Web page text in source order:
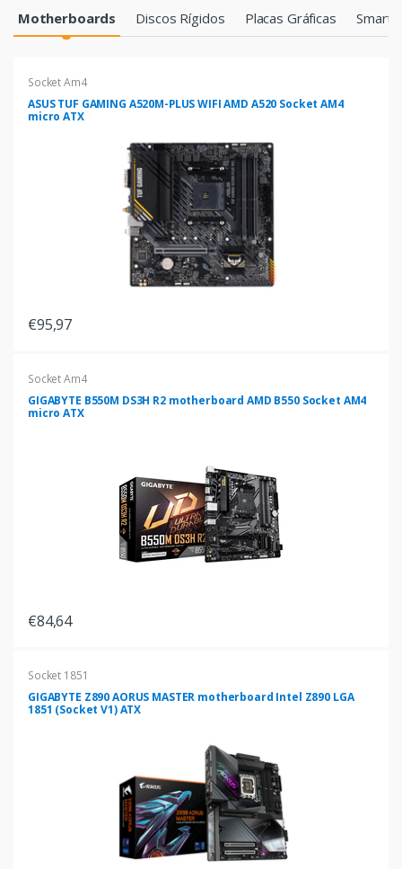
Products Grid
Motherboards Discos Rígidos Placas Gráficas
Socket Am4
ASUS TUF GAMING A520M-PLUS WIFI AMD A520 Socket AM4
micro ATX
€95,97
Socket Am4
GIGABYTE B550M DS3H R2 motherboard AMD B550 Socket AM4
micro ATX
€84,64
Socket 1851
GIGABYTE Z890 AORUS MASTER motherboard Intel Z890 LGA
1851 (Socket V1) ATX